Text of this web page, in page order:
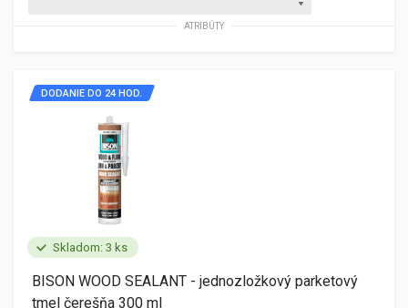
ATRIBÚTY
Skladom: 3 ks
DODANIE DO 24 HOD.
BISON WOOD SEALANT - jednozložkový parketový
tmel čerešňa 300 ml